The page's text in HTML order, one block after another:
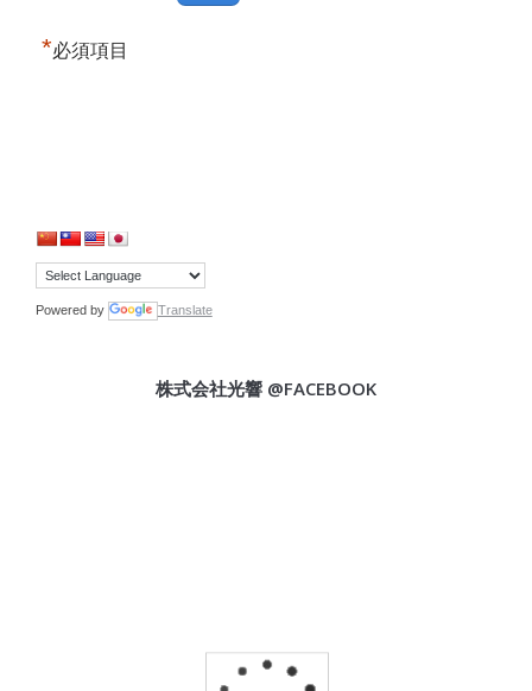
*必須項目
Powered by Translate
株式会社光響 @FACEBOOK